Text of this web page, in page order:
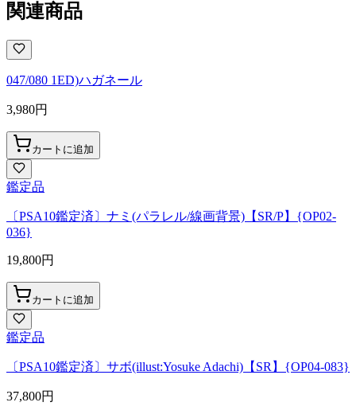
関連商品
047/080 1ED)ハガネール
3,980円
カートに追加
鑑定品
〔PSA10鑑定済〕ナミ(パラレル/線画背景)【SR/P】{OP02-
036}
19,800円
カートに追加
鑑定品
〔PSA10鑑定済〕サボ(illust:Yosuke Adachi)【SR】{OP04-083}
37,800円